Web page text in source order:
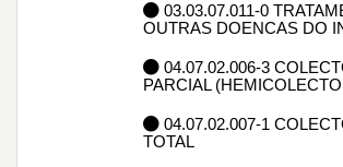
03.03.07.011-0
OUTRAS DOENCAS DO
04.07.02.006-3
PARCIAL
04.07.02.007-1
TOTAL